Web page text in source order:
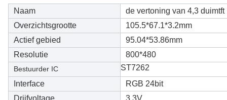
Naam
de vertoning van 4,3 duimtft
Overzichtsgrootte
105.5*67.1*3.2mm
Actief gebied
95.04*53.86mm
Resolutie
800*480
Bestuurder IC
ST7262
Interface
RGB 24bit
Drijfvoltage
3.3V